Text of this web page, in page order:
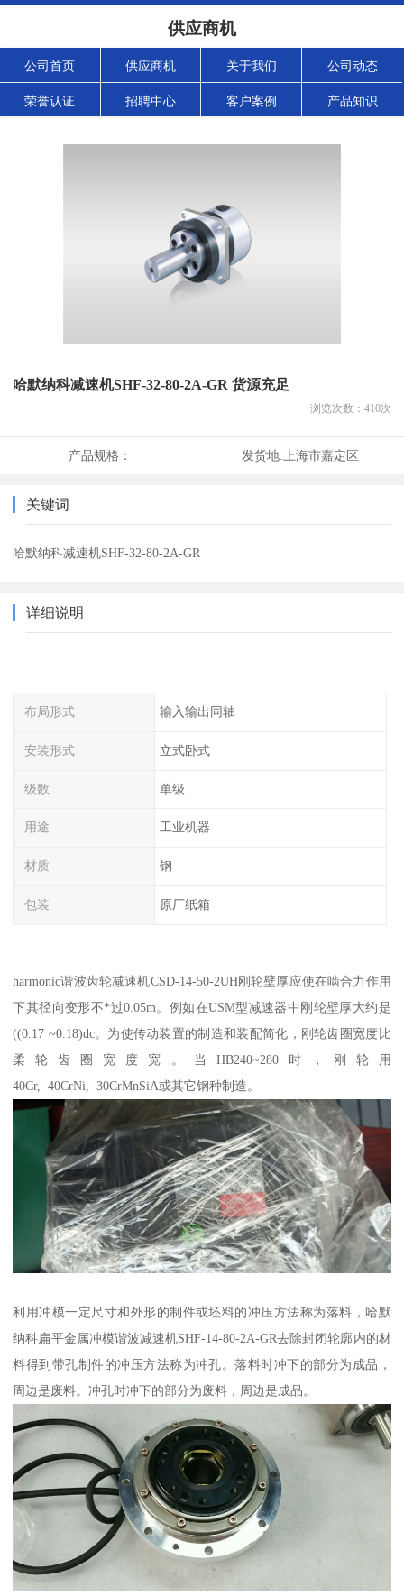
供应商机
公司首页 供应商机 关于我们 公司动态
荣誉认证 招聘中心 客户案例 产品知识
哈默纳科减速机SHF-32-80-2A-GR 货源充足
浏览次数： 410次
产品规格： 发货地: 上海市嘉定区
关键词
哈默纳科减速机SHF-32-80-2A-GR
详细说明
布局形式 输入输出同轴
安装形式 立式卧式
级数 单级
用途 工业机器
材质 钢
包装 原厂纸箱
harmonic谐波齿轮减速机CSD-14-50-2UH刚轮壁厚应使在啮合力作用
下其径向变形不*过0.05m。例如在USM型减速器中刚轮壁厚大约是
((0.17 ~0.18)dc。为使传动装置的制造和装配简化，刚轮齿圈宽度比
柔轮齿圈宽度宽。当HB240~280时，刚轮用
40Cr, 40CrNi, 30CrMnSiA或其它钢种制造。
利用冲模一定尺寸和外形的制件或坯料的冲压方法称为落料，哈默
纳科扁平金属冲模谐波减速机SHF-14-80-2A-GR去除封闭轮廓内的材
料得到带孔制件的冲压方法称为冲孔。落料时冲下的部分为成品，
周边是废料。冲孔时冲下的部分为废料，周边是成品。